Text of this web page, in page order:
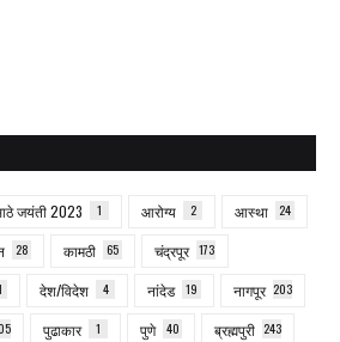
जयंती 2023 1 आरोग्य 2 आस्था 24
28 कामठी 65 चंद्रपूर 173
देश/विदेश 4 नांदेड 19 नागपूर 203
पुढाकार 1 पुणे 40 ब्रह्मपुरी 243